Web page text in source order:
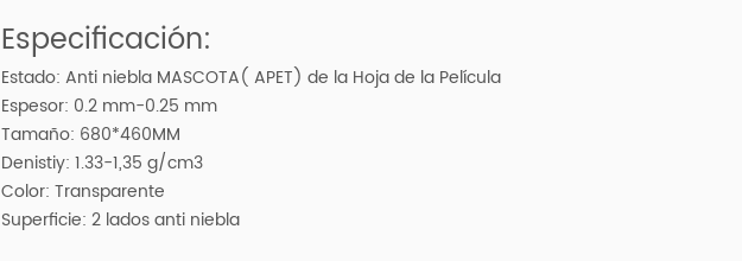
Especificación:
Estado: Anti niebla MASCOTA( APET) de la Hoja de la Película
Espesor: 0.2 mm-0.25 mm
Tamaño: 680*460MM
Denistiy: 1.33-1,35 g/cm3
Color: Transparente
Superficie: 2 lados anti niebla